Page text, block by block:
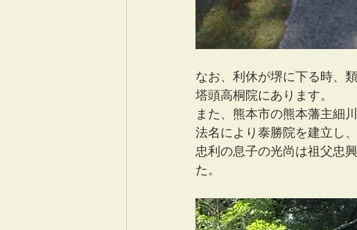
なお、利休が堺に下る時、
塔頭高桐院にあります。
また、熊本市の熊本藩主細
法名により泰勝院を建立し
忠利の息子の光尚は祖父忠
た。